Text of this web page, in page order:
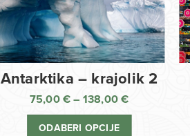
Antarktika – krajolik 2
75,00 € – 138,00€
ODABERI OPCIJE